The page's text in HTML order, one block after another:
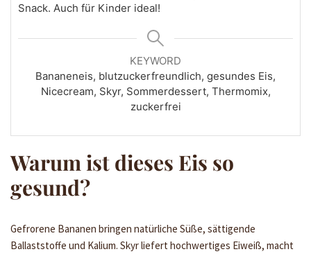
Snack. Auch für Kinder ideal!
KEYWORD
Bananeneis, blutzuckerfreundlich, gesundes Eis,
Nicecream, Skyr, Sommerdessert, Thermomix,
zuckerfrei
Warum ist dieses Eis so
gesund?
Gefrorene Bananen bringen natürliche Süße, sättigende
Ballaststoffe und Kalium. Skyr liefert hochwertiges Eiweiß, macht